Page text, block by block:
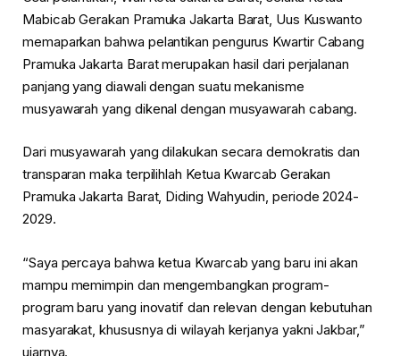
Mabicab Gerakan Pramuka Jakarta Barat, Uus Kuswanto
memaparkan bahwa pelantikan pengurus Kwartir Cabang
Pramuka Jakarta Barat merupakan hasil dari perjalanan
panjang yang diawali dengan suatu mekanisme
musyawarah yang dikenal dengan musyawarah cabang.
Dari musyawarah yang dilakukan secara demokratis dan
transparan maka terpilihlah Ketua Kwarcab Gerakan
Pramuka Jakarta Barat, Diding Wahyudin, periode 2024-
2029.
“Saya percaya bahwa ketua Kwarcab yang baru ini akan
mampu memimpin dan mengembangkan program-
program baru yang inovatif dan relevan dengan kebutuhan
masyarakat, khususnya di wilayah kerjanya yakni Jakbar,”
ujarnya.